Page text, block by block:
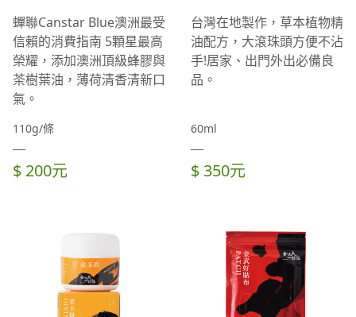
蟬聯Canstar Blue澳洲最受
信賴的消費指南 5顆星最高
榮耀，添加澳洲頂級蜂膠與
茶樹葉油，薄荷清香清新口
氣。
110g/條
$ 200元
台灣在地製作，草本植物精
油配方，大滾珠頭方便不沾
手!居家、出門外出必備良
品。
60ml
$ 350元